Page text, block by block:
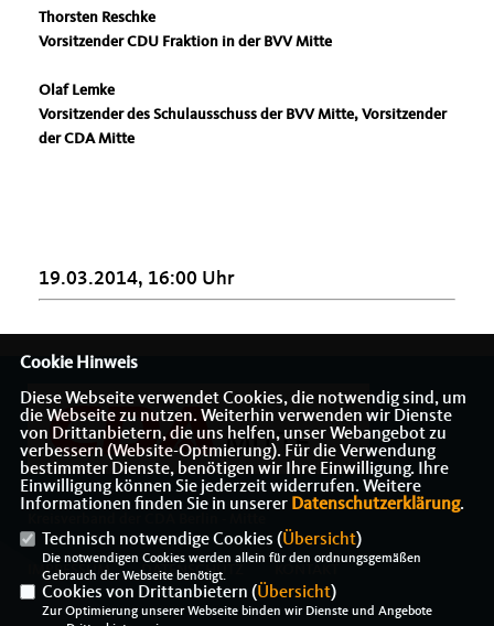
Thorsten Reschke
Vorsitzender CDU Fraktion in der BVV Mitte
Olaf Lemke
Vorsitzender des Schulausschuss der BVV Mitte, Vorsitzender
der CDA Mitte
19.03.2014, 16:00 Uhr
IMPRESSUM DATENSCHUTZ
Cookie Hinweis
Diese Webseite verwendet Cookies, die notwendig sind, um
die Webseite zu nutzen. Weiterhin verwenden wir Dienste
von Drittanbietern, die uns helfen, unser Webangebot zu
verbessern (Website-Optmierung). Für die Verwendung
bestimmter Dienste, benötigen wir Ihre Einwilligung. Ihre
Einwilligung können Sie jederzeit widerrufen. Weitere
Informationen finden Sie in unserer Datenschutzerklärung.
Technisch notwendige Cookies (Übersicht)
Die notwendigen Cookies werden allein für den ordnungsgemäßen
Gebrauch der Webseite benötigt.
Cookies von Drittanbietern (Übersicht)
Zur Optimierung unserer Webseite binden wir Dienste und Angebote